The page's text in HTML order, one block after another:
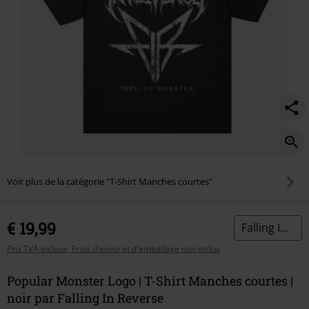
Voir plus de la catégorie "T-Shirt Manches courtes"
€ 19,99
Prix TVA incluse, Frais d'envoi et d'emballage non inclus
Falling In Reverse
Popular Monster Logo | T-Shirt Manches courtes |
noir par Falling In Reverse